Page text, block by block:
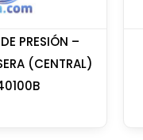
PRESIÓN –
(CENTRAL)